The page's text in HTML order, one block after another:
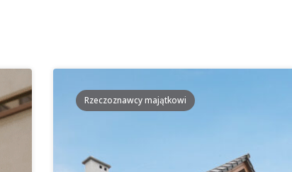
Rzeczoznawcy majątkowi